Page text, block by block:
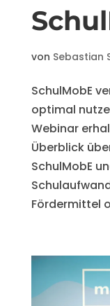
von Sebastian
SchulMobE
optimal
Webinar
Überblick
SchulMobE
Fördermittel